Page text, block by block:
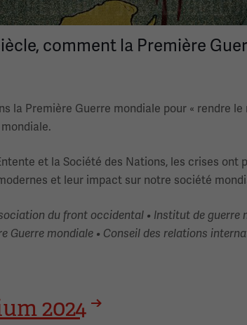
comment la Première
la Première Guerre mondiale pour « rendre
et la Société des Nations, les crises ont
et leur impact sur notre société
du front occidental • Institut de
Guerre mondiale • Conseil des relations
2024